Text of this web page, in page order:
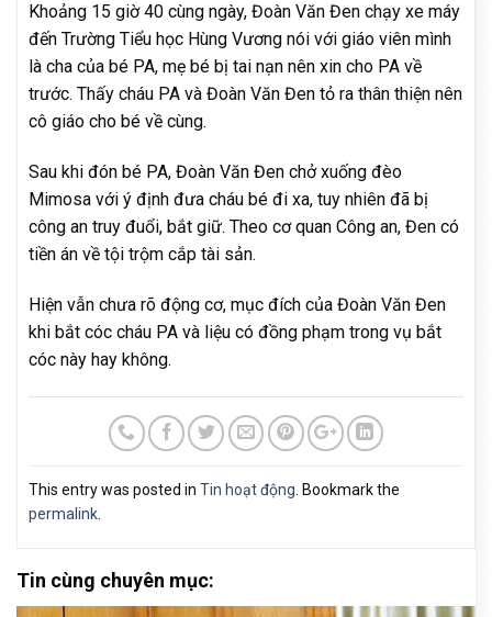
Khoảng 15 giờ 40 cùng ngày, Đoàn Văn Đen chạy xe máy
đến Trường Tiểu học Hùng Vương nói với giáo viên mình
là cha của bé PA, mẹ bé bị tai nạn nên xin cho PA về
trước. Thấy cháu PA và Đoàn Văn Đen tỏ ra thân thiện nên
cô giáo cho bé về cùng.
Sau khi đón bé PA, Đoàn Văn Đen chở xuống đèo
Mimosa với ý định đưa cháu bé đi xa, tuy nhiên đã bị
công an truy đuổi, bắt giữ. Theo cơ quan Công an, Đen có
tiền án về tội trộm cắp tài sản.
Hiện vẫn chưa rõ động cơ, mục đích của Đoàn Văn Đen
khi bắt cóc cháu PA và liệu có đồng phạm trong vụ bắt
cóc này hay không.
This entry was posted in Tin hoạt động . Bookmark the
permalink
Tin cùng chuyên mục: